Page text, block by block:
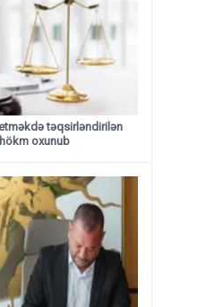
təqsirləndirilən
oxunub